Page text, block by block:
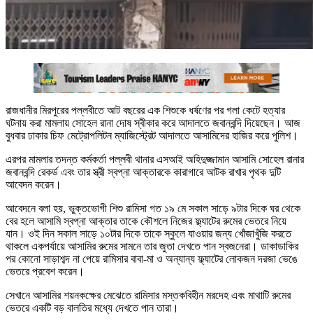
রাজধানীর মিরপুরের পল্লবীতে আট বছরের এক শিশুকে ধর্ষণের পর গলা কেটে হত্যার
ঘটনায় করা মামলায় সোহেল রানা দোষ স্বীকার করে আদালতে জবানবন্দি দিয়েছেন। আজ
বুধবার ঢাকার চিফ মেট্রোপলিটন ম্যাজিস্ট্রেট আদালতে আসামিদের হাজির করে পুলিশ।
এরপর মামলার তদন্ত কর্মকর্তা পল্লবী থানার এসআই অহিদুজ্জামান আসামি সোহেল রানার
জবানবন্দি রেকর্ড এবং তার স্ত্রী স্বপ্না আক্তারকে কারাগারে আটক রাখার পৃথক দুটি
আবেদন করেন।
আবেদনে বলা হয়, ভুক্তভোগী শিশু রামিসা গত ১৯ মে সকাল সাড়ে ৯টার দিকে ঘর থেকে
বের হলে আসামি স্বপ্না আক্তার তাকে কৌশলে নিজের ফ্ল্যাটের রুমের ভেতরে নিয়ে
যান। ওই দিন সকাল সাড়ে ১০টার দিকে তাকে স্কুলে যাওয়ার জন্য খোঁজাখুঁজি করতে
থাকলে একপর্যায়ে আসামির রুমের সামনে তার জুতা দেখতে পান স্বজনেরা। ডাকাডাকির
পর কোনো সাড়াশব্দ না পেয়ে রামিসার বাবা-মা ও অন্যান্য ফ্ল্যাটের লোকজন দরজা ভেঙে
ভেতরে প্রবেশ করেন।
সেখানে আসামির শয়নকক্ষের মেঝেতে রামিসার মস্তকবিহীন মরদেহ এবং মাথাটি রুমের
ভেতরে একটি বড় বালতির মধ্যে দেখতে পান তারা।